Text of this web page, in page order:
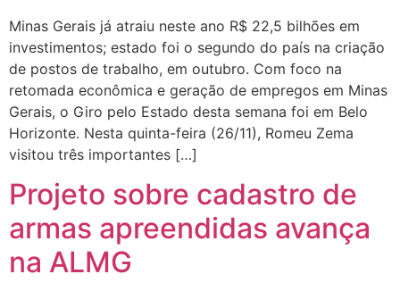
Minas Gerais já atraiu neste ano R$ 22,5 bilhões em
investimentos; estado foi o segundo do país na criação
de postos de trabalho, em outubro. Com foco na
retomada econômica e geração de empregos em Minas
Gerais, o Giro pelo Estado desta semana foi em Belo
Horizonte. Nesta quinta-feira (26/11), Romeu Zema
visitou três importantes […]
Projeto sobre cadastro de
armas apreendidas avança
na ALMG